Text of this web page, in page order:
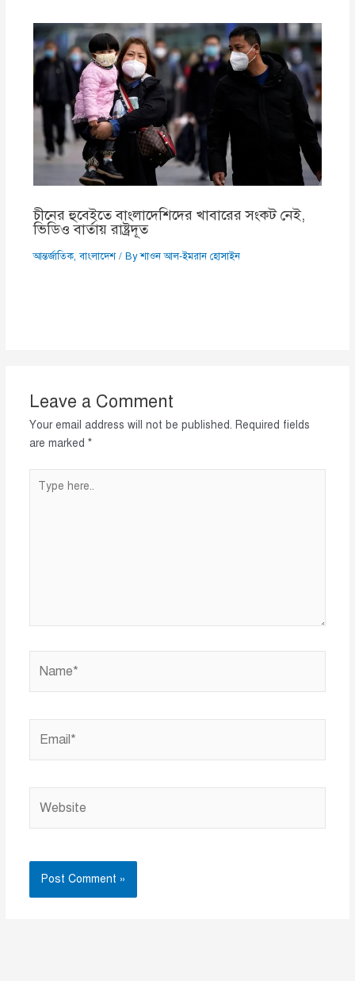
চীনের হুবেইতে বাংলাদেশিদের খাবারের সংকট নেই,
ভিডিও বার্তায় রাষ্ট্রদূত
আন্তর্জাতিক,বাংলাদেশ/ Byশাওন আল-ইমরান হোসাইন
Leave a Comment
Your email address will not be published. Required fields
are marked *
here..